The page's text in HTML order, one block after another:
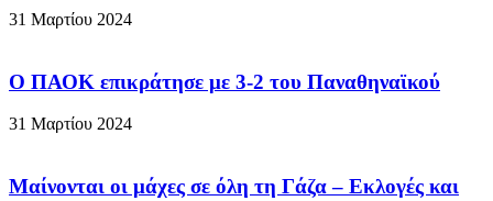
31 Μαρτίου 2024
Ο ΠΑΟΚ επικράτησε με 3-2 του Παναθηναϊκού
31 Μαρτίου 2024
Μαίνονται οι μάχες σε όλη τη Γάζα – Eκλογές και